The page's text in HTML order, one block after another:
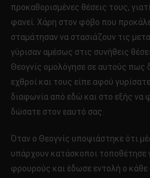
προκαθορισμένες θέσεις τους,
φανεί. Χάρη στον φόβο που
σταμάτησαν να στασιάζουν τις
γύρισαν αμέσως στις συνήθεις
Θεογνίς ομολόγησε σε αυτούς πως
εχθροί και τους είπε αφού
διαφωνία από εδώ και στο εξής να
δώσατε στον εαυτό σας.
Όταν ο Θεογνίς υποψιάστηκε ότι
υπάρχουν κατάσκοποι
φρουρούς και έδωσε εντολή ο